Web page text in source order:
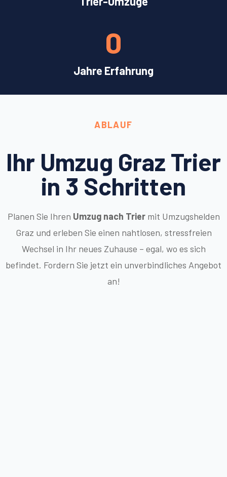
Jahre Erfahrung
0
ABLAUF
Ihr Umzug Graz Trier
in 3 Schritten
Planen Sie Ihren Umzug nach Triermit Umzugshelden
Graz und erleben Sie einen nahtlosen, stressfreien
Wechsel in Ihr neues Zuhause – egal, wo es sich
befindet. Fordern Sie jetzt ein unverbindliches Angebot
an!